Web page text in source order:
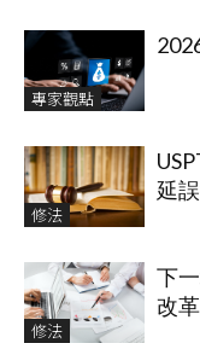
專家觀點
修法
延
修法
下
改